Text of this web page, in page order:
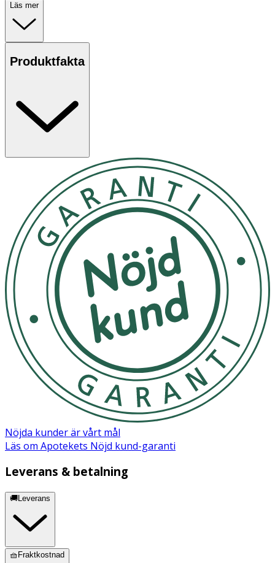
Läs mer
Produktfakta
Nöjda kunder är vårt mål
Läs om Apotekets Nöjd kund-garanti
Leverans & betalning
🚚Leverans
🧺Fraktkostnad